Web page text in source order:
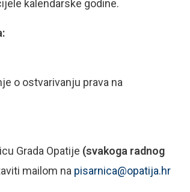
kalendarske godine.
o ostvarivanju prava na
Grada Opatije (svakoga radnog
mailom na pisarnica@opatija.hr